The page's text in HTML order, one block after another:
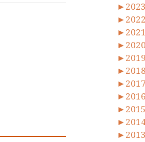
►
►
►
►
►
►
►
►
►
►
►